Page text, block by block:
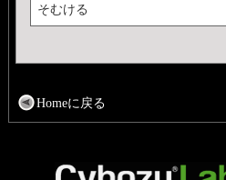
そむける
Homeに戻る